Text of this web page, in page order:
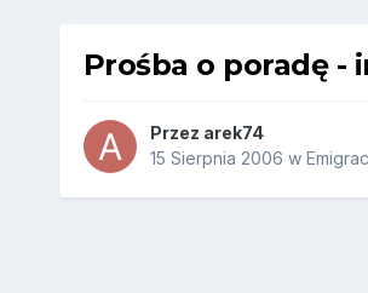
Prośba o poradę -
Przez arek74
15 Sierpnia 2006 w